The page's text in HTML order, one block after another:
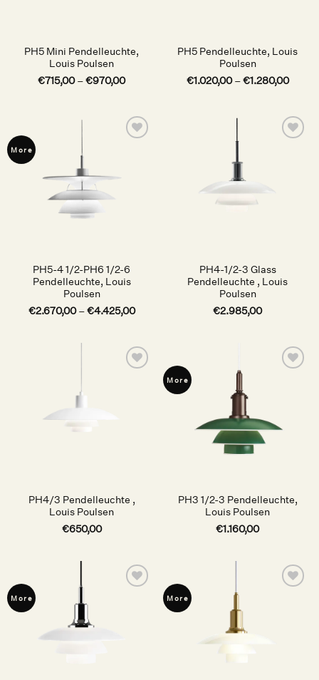
PH5 Mini Pendelleuchte,
Louis Poulsen
€715,00–€970,00
PH5 Pendelleuchte, Louis
Poulsen
€1.020,00–€1.280,00
More
PH5-4 1/2-PH6 1/2-6
Pendelleuchte, Louis
Poulsen
€2.670,00–€4.425,00
PH4-1/2-3 Glass
Pendelleuchte , Louis
Poulsen
€2.985,00
PH4/3 Pendelleuchte ,
Louis Poulsen
€650,00
More
PH3 1/2-3 Pendelleuchte,
Louis Poulsen
€1.160,00
More More